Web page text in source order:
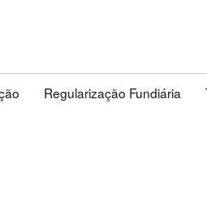
Regularização Fundiária